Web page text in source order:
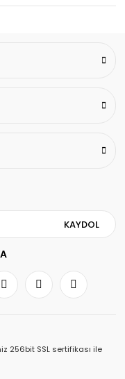
KAYDOL
256bit SSL sertifikası ile